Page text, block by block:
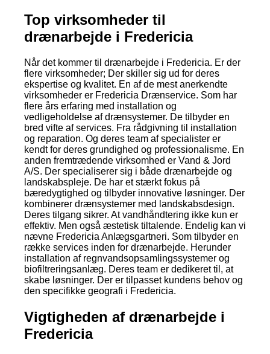
Top virksomheder til
drænarbejde i Fredericia
Når det kommer til drænarbejde i Fredericia. Er der
flere virksomheder; Der skiller sig ud for deres
ekspertise og kvalitet. En af de mest anerkendte
virksomheder er Fredericia Drænservice. Som har
flere års erfaring med installation og
vedligeholdelse af drænsystemer. De tilbyder en
bred vifte af services. Fra rådgivning til installation
og reparation. Og deres team af specialister er
kendt for deres grundighed og professionalisme. En
anden fremtrædende virksomhed er Vand & Jord
A/S. Der specialiserer sig i både drænarbejde og
landskabspleje. De har et stærkt fokus på
bæredygtighed og tilbyder innovative løsninger. Der
kombinerer drænsystemer med landskabsdesign.
Deres tilgang sikrer. At vandhåndtering ikke kun er
effektiv. Men også æstetisk tiltalende. Endelig kan vi
nævne Fredericia Anlægsgartneri. Som tilbyder en
række services inden for drænarbejde. Herunder
installation af regnvandsopsamlingssystemer og
biofiltreringsanlæg. Deres team er dedikeret til, at
skabe løsninger. Der er tilpasset kundens behov og
den specifikke geografi i Fredericia.
Vigtigheden af drænarbejde i
Fredericia